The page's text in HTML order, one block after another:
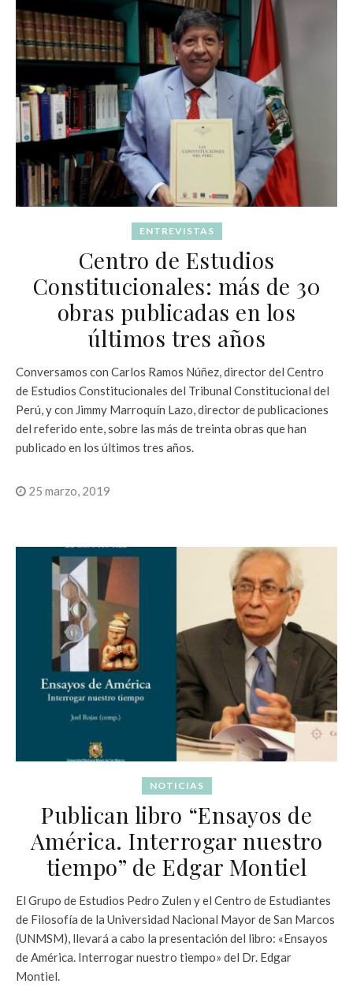
ENTREVISTAS
Centro de Estudios
Constitucionales: más de 30
obras publicadas en los
últimos tres años
Conversamos con Carlos Ramos Núñez, director del Centro
de Estudios Constitucionales del Tribunal Constitucional del
Perú, y con Jimmy Marroquín Lazo, director de publicaciones
del referido ente, sobre las más de treinta obras que han
publicado en los últimos tres años.
25 marzo, 2019
NOTICIAS
Publican libro “Ensayos de
América. Interrogar nuestro
tiempo” de Edgar Montiel
El Grupo de Estudios Pedro Zulen y el Centro de Estudiantes
de Filosofía de la Universidad Nacional Mayor de San Marcos
(UNMSM), llevará a cabo la presentación del libro: «Ensayos
de América. Interrogar nuestro tiempo» del Dr. Edgar
Montiel.